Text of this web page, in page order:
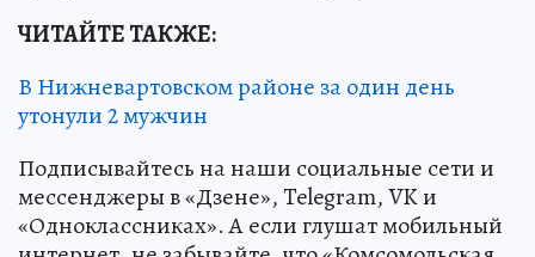
ЧИТАЙТЕ ТАКЖЕ:
В Нижневартовском районе за один день
утонули 2 мужчин
Подписывайтесь на наши социальные сети и
мессенджеры в «Дзене», Telegram, VK и
«Одноклассниках». А если глушат мобильный